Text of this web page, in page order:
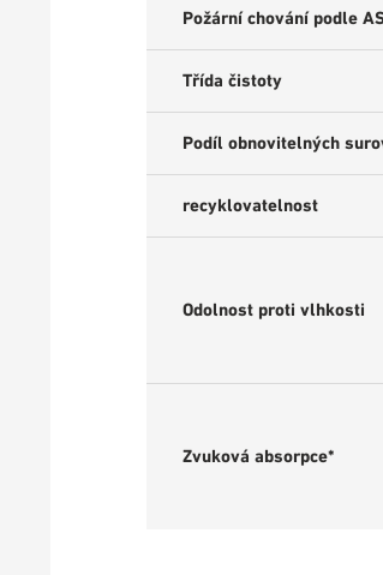
Požární chování podle
Třída čistoty
Podíl obnovitelných
recyklovatelnost
Odolnost proti vlhkosti
Zvuková absorpce*